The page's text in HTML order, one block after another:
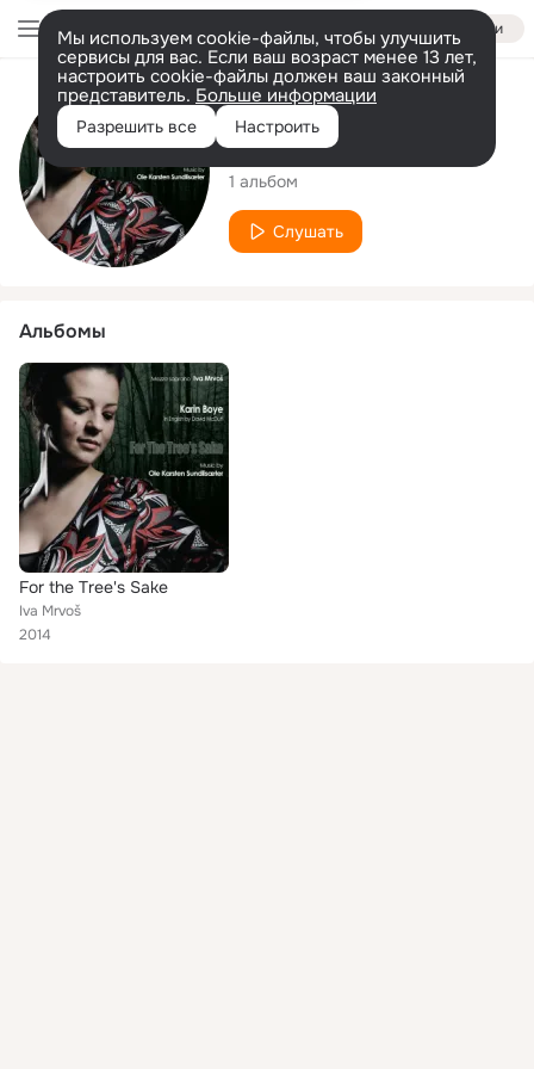
Войти
Мы используем cookie-файлы, чтобы улучшить
сервисы для вас. Если ваш возраст менее 13 лет,
настроить cookie-файлы должен ваш законный
представитель. Больше информации
Разрешить все Настроить
Исполнитель
Iva Mrvoš
1 альбом
Слушать
Альбомы
For the Tree's Sake
Iva Mrvoš
2014